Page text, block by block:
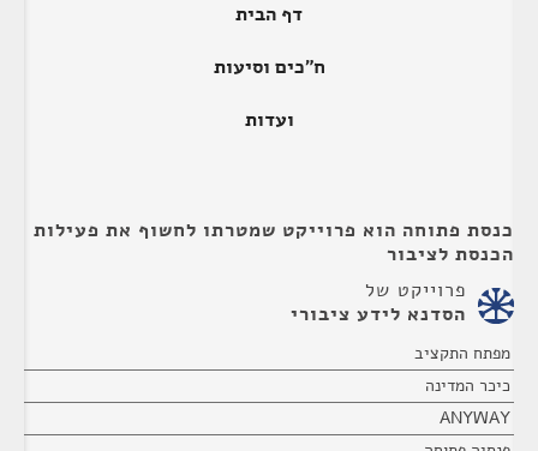
דף הבית
ח"כים וסיעות
ועדות
כנסת פתוחה הוא פרוייקט שמטרתו לחשוף את פעילות
הכנסת לציבור
פרוייקט של
הסדנא לידע ציבורי
מפתח התקציב
כיכר המדינה
ANYWAY